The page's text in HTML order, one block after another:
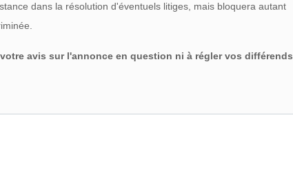
dans la résolution d'éventuels litiges, mais bloquera autant
avis sur l'annonce en question ni à régler vos différends